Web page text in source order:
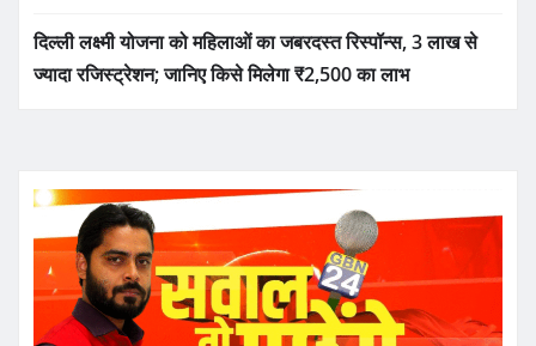
दिल्ली लक्ष्मी योजना को महिलाओं का जबरदस्त रिस्पॉन्स, 3 लाख से
ज्यादा रजिस्ट्रेशन; जानिए किसे मिलेगा ₹2,500 का लाभ